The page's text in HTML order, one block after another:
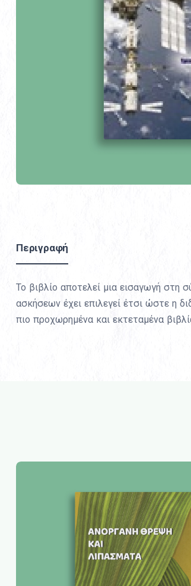
Περιγραφή
Το βιβλίο αποτελεί μια εισαγωγή στη
ασκήσεων έχει επιλεγεί έτσι ώστε η
πιο προχωρημένα και εκτεταμένα